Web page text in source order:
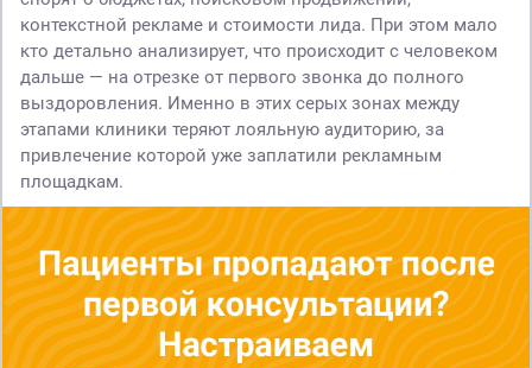
контекстной рекламе и стоимости лида. При этом мало
кто детально анализирует, что происходит с человеком
дальше — на отрезке от первого звонка до полного
выздоровления. Именно в этих серых зонах между
этапами клиники теряют лояльную аудиторию, за
привлечение которой уже заплатили рекламным
площадкам.